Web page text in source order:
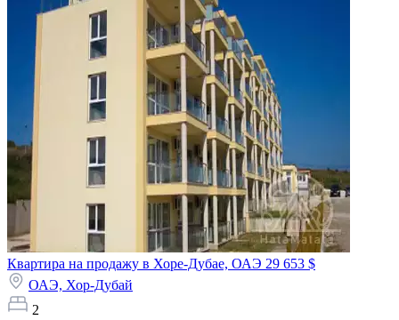
Квартира на продажу в Хоре-Дубае, ОАЭ 29 653 $
ОАЭ, Хор-Дубай
2